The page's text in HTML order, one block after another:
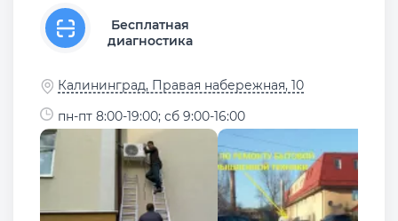
Бесплатная
диагностика
Калининград, Правая набережная, 10
пн-пт 8:00-19:00; сб 9:00-16:00